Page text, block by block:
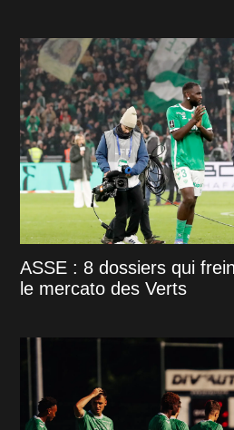
ASSE : 8 dossiers qui
le mercato des Verts